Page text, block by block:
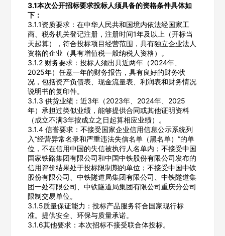
3.1本次公开招标要求投标人须具备的资格条件具体如
下：
3.1.1资质要求：在中华人民共和国境内依法经国家工
商、税务机关登记注册，注册时间1年及以上（开标当
天起算），符合投标项目经营范围，具有独立企业法人
资格的企业（具有增值税一般纳税人资格）。
3.1.2 财务要求：投标人须出具近两年（2024年、
2025年）任意一年的财务报告，具有良好的财务状
况，包括资产负债表、现金流量表、利润表和财务情况
说明书的复印件。
3.1.3 供货业绩：近3年（2023年、2024年、2025
年）承担过类似业绩，能够提供合同或其他证明资料
（成立不满3年按成立之日起算相应业绩）。
3.1.4 信誉要求：不接受国家企业信用信息公示系统列
入“经营异常名录和严重违法失信名单（黑名单）”的单
位，不在信用中国的失信被执行人名单内；不接受中国
国家铁路集团有限公司和中国中铁股份有限公司发布的
信用评价结果处于投标限制期的单位；不接受中国中铁
股份有限公司、中铁隧道局集团有限公司、中铁隧道集
团一处有限公司、中铁隧道局集团有限公司重庆分公司
限制交易单位。
3.1.5质量保证能力：投标产品服务符合国家现行标
准。提供安全、环保与质量承诺。
3.1.6其他要求：本次招标不接受联合体投标。
欢迎入驻供应商 ဆ
公司名称